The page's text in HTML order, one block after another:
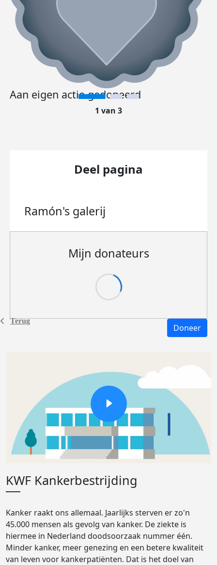
Terug
Aan eigen actie gedoneerd
1 van 3
Deel pagina
Ramón's galerij
Mijn donateurs
Doneer
KWF Kankerbestrijding
Kanker raakt ons allemaal. Jaarlijks sterven er zo'n
45.000 mensen als gevolg van kanker. De ziekte is
hiermee in Nederland doodsoorzaak nummer één.
Minder kanker, meer genezing en een betere kwaliteit
van leven voor kankerpatiënten. Dat is het doel van